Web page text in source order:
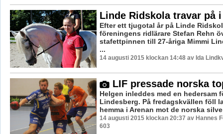
Linde Ridskola travar på
Efter ett tjugotal år på Linde
föreningens ridlärare Stefan Rehn
stafettpinnen till 27-åriga Mimmi
...
14 augusti 2015 klockan 14:48 av Ida
LIF pressade norska
Helgen inleddes med en hedersam
Lindesberg. På fredagskvällen föll
hemma i Arenan mot de norska
14 augusti 2015 klockan 20:37 av Hannes
603